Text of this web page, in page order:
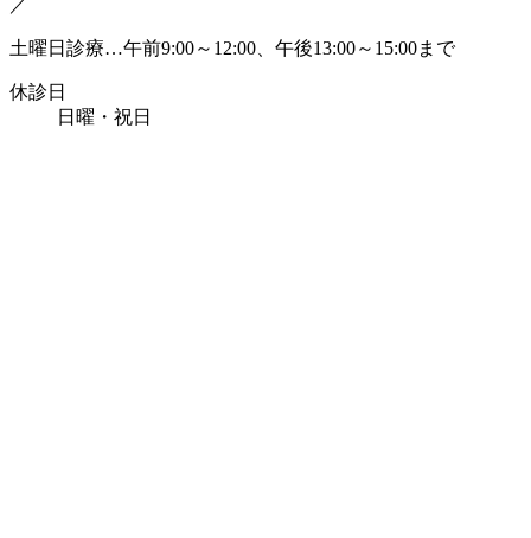
土曜日診療…午前9:00～12:00、午後13:00～15:00まで
休診日
日曜・祝日